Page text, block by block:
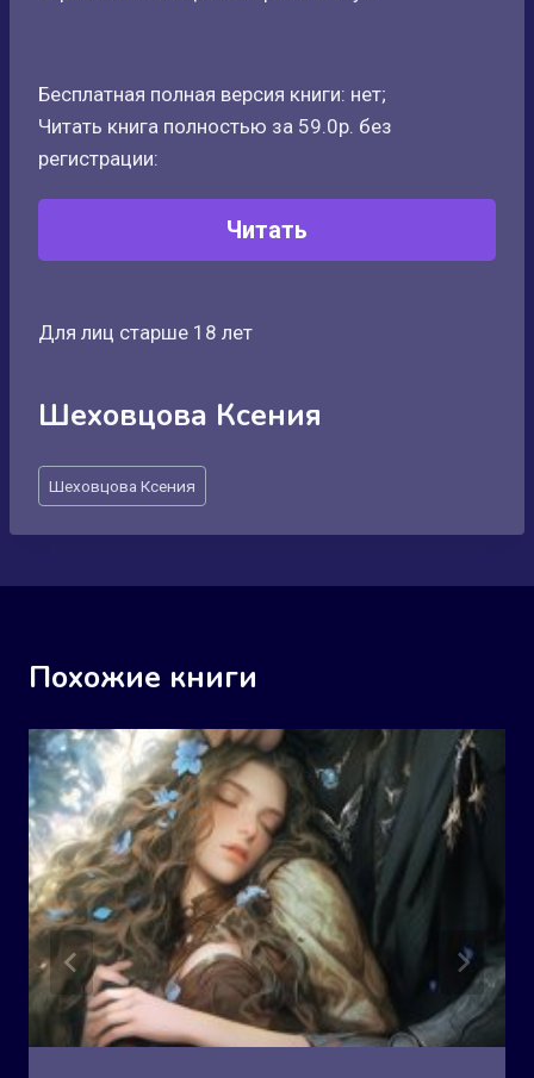
Бесплатная полная версия книги: нет;
Читать книга полностью за 59.0р. без
регистрации:
Читать
Для лиц старше 18 лет
Шеховцова Ксения
Метки
записи:
Шеховцова Ксения
Похожие книги